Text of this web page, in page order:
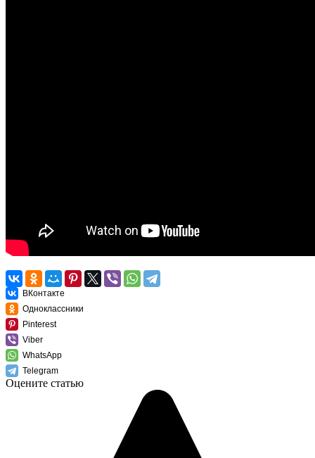
ВКонтакте
Одноклассники
Pinterest
Viber
WhatsApp
Telegram
Оцените статью